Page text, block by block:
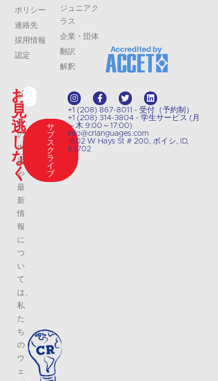
お
見
逃
し
な
く
ク
ラ
ス
の
内
容
や
最
新
情
報
に
つ
い
て
は、
私
た
ち
の
ウ
ェ
サ
ブ
ス
ク
ラ
イ
ブ
+1 (208) 867-8011 - 受付（予約制）
+1 (208) 314-3804 - 学生サービス (月
～木 9:00～17:00)
info@crlanguages.com
1602 W Hays St # 200, ボイシ, ID,
83702
ポリシー
連絡先
採用情報
認定
ジュニアク
ラス
企業・団体
翻訳
解釈